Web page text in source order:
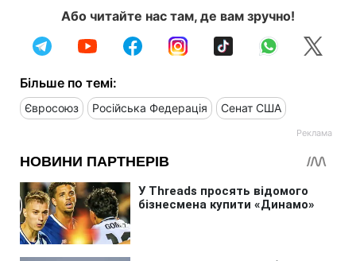
Або читайте нас там, де вам зручно!
Більше по темі:
Євросоюз Російська Федерація Сенат США